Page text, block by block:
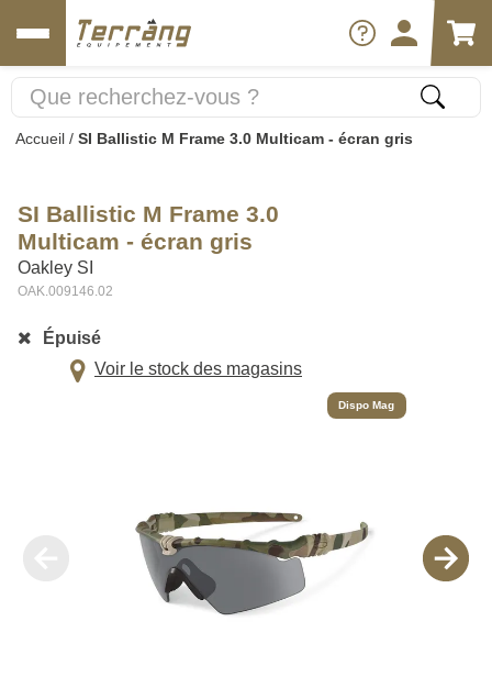
Accueil / SI Ballistic M Frame 3.0 Multicam - écran gris
SI Ballistic M Frame 3.0
Multicam - écran gris
Oakley SI
OAK.009146.02
Épuisé
Voir le stock des magasins
Dispo Mag